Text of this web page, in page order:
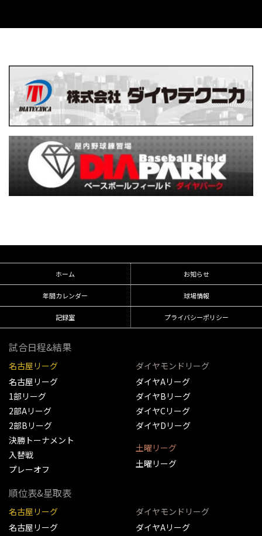
ホーム お知らせ
年間カレンダー 球場情報
記録室 プライバシーポリシー
試合日程&結果
名古屋リーグ
名古屋リーグ
1部リーグ
2部Aリーグ
2部Bリーグ
決勝トーナメント
入替戦
プレーオフ
ダイヤモンドリーグ
ダイヤAリーグ
ダイヤBリーグ
ダイヤCリーグ
ダイヤDリーグ
土曜リーグ
土曜リーグ
順位表&星取表
名古屋リーグ
名古屋リーグ
ダイヤモンドリーグ
ダイヤAリーグ